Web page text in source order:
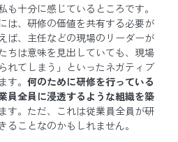
も十分に感じているところです。
は、研修の価値を共有する必要が
ば、主任などの現場のリーダーが
ちは意味を見出していても、現場
れてしまう」といったネガティブ
す。何のために研修を行っている
員全員に浸透するような組織を築
す。ただ、これは従業員全員が研
ことなのかもしれません。